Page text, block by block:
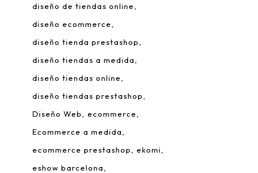
diseño de tiendas online
diseño ecommerce
diseño tienda prestashop
diseño tiendas a medida
diseño tiendas online
diseño tiendas prestashop
Diseño Web
ecommerce
Ecommerce a medida
ecommerce prestashop
ekomi
eshow barcelona